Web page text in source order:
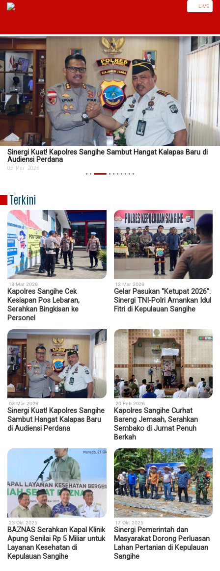
https://sangihe.nusautaratv.com/ LIVE
Sinergi Kuat! Kapolres Sangihe Sambut Hangat Kalapas Baru di
Audiensi Perdana
03 Mar 2026
Terkini
18 Mar 2026
Kapolres Sangihe Cek
Kesiapan Pos Lebaran,
Serahkan Bingkisan ke
Personel
12 Mar 2026
Gelar Pasukan "Ketupat 2026":
Sinergi TNI-Polri Amankan Idul
Fitri di Kepulauan Sangihe
03 Mar 2026
Sinergi Kuat! Kapolres Sangihe
Sambut Hangat Kalapas Baru
di Audiensi Perdana
20 Feb 2026
Kapolres Sangihe Curhat
Bareng Jemaah, Serahkan
Sembako di Jumat Penuh
Berkah
23 Okt 2025
BAZNAS Serahkan Kapal Klinik
Apung Senilai Rp 5 Miliar untuk
Layanan Kesehatan di
Kepulauan Sangihe
17 Okt 2025
Sinergi Pemerintah dan
Masyarakat Dorong Perluasan
Lahan Pertanian di Kepulauan
Sangihe